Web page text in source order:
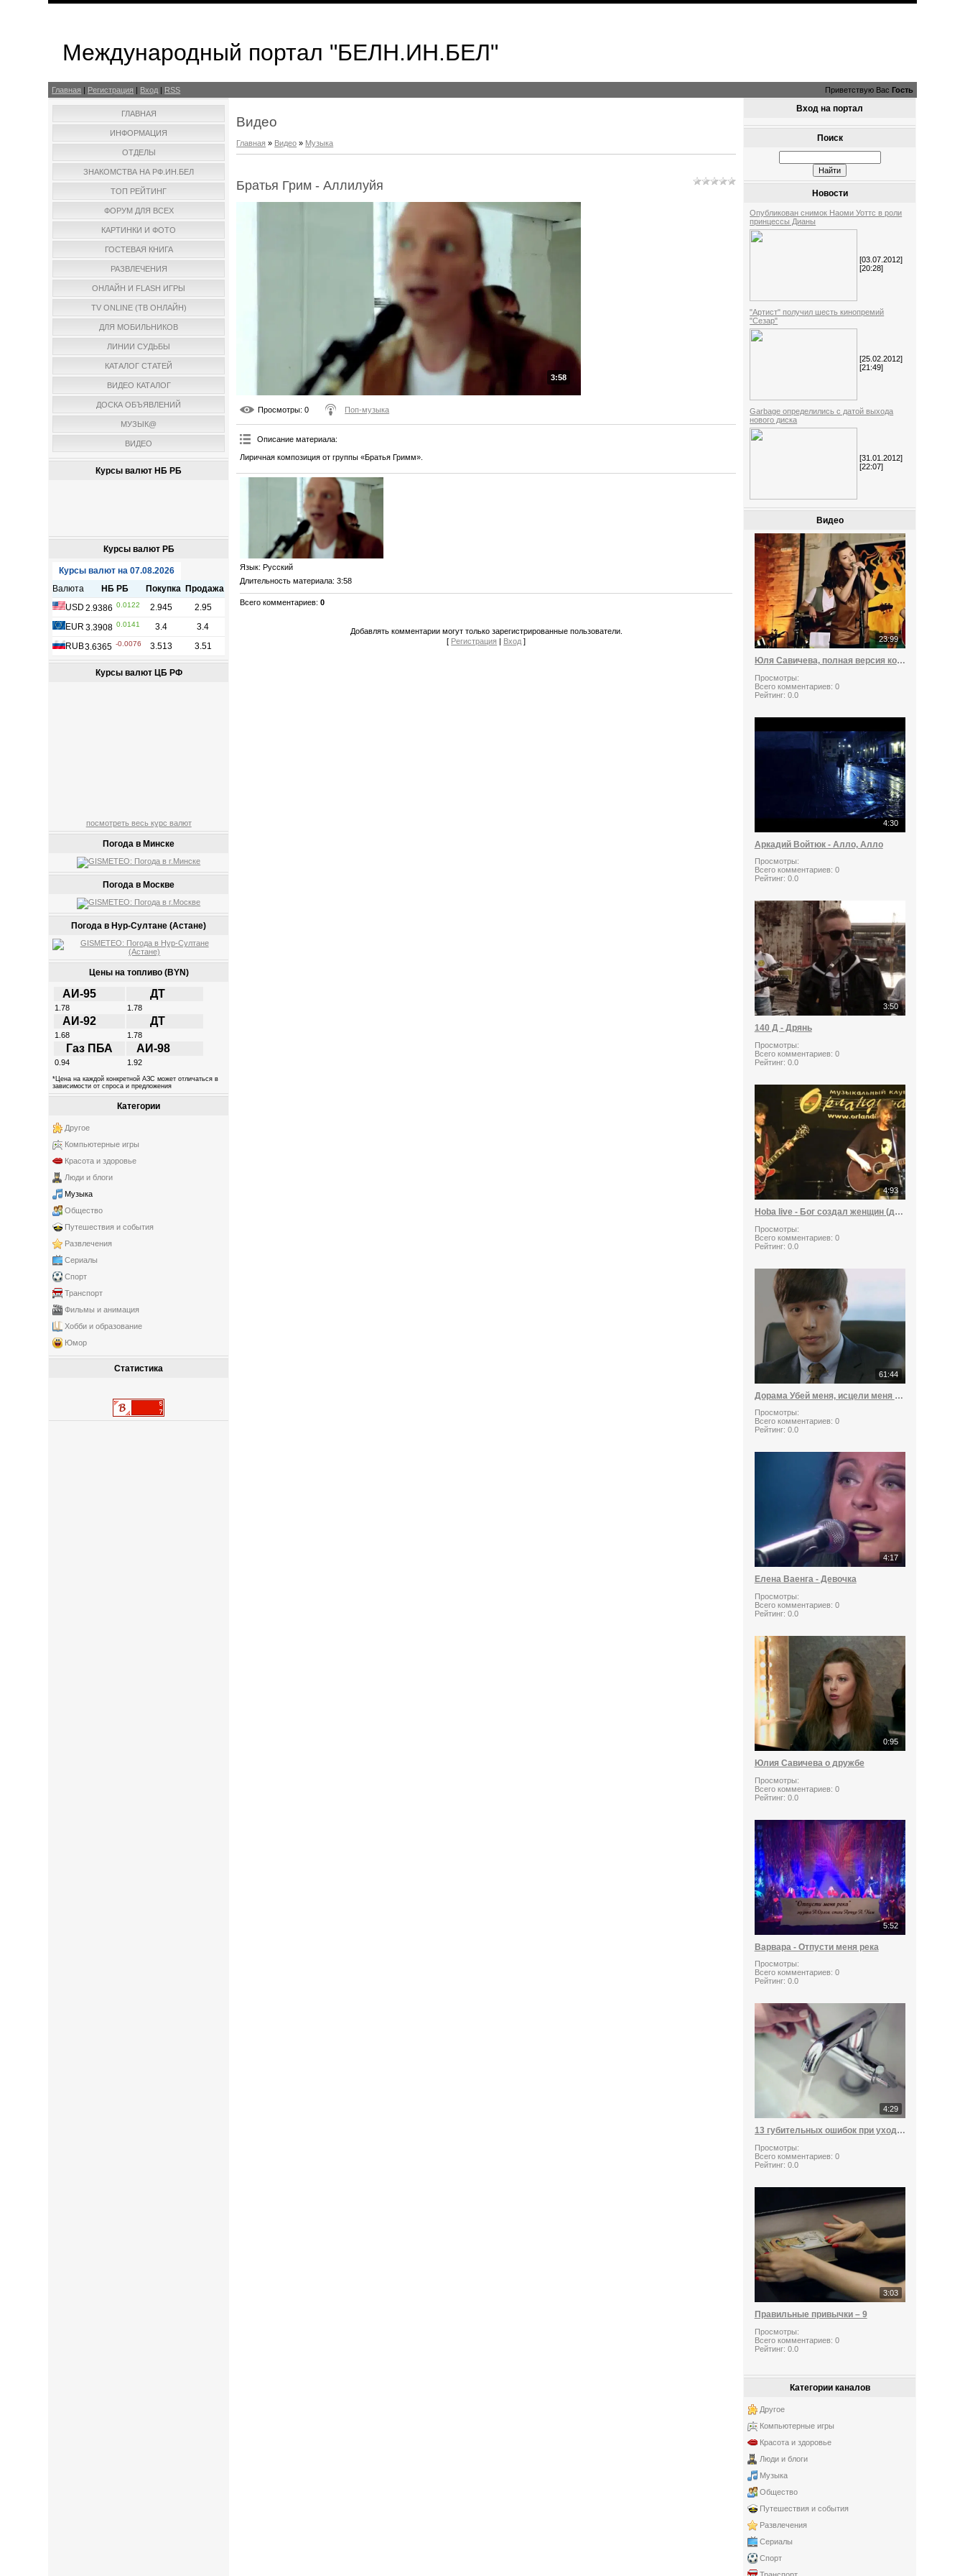
Международный портал "БЕЛН.ИН.БЕЛ"
Главная | Регистрация | Вход | RSS Приветствую Вас Гость
ГЛАВНАЯ
ИНФОРМАЦИЯ
ОТДЕЛЫ
ЗНАКОМСТВА НА РФ.ИН.БЕЛ
ТОП РЕЙТИНГ
ФОРУМ ДЛЯ ВСЕХ
КАРТИНКИ И ФОТО
ГОСТЕВАЯ КНИГА
РАЗВЛЕЧЕНИЯ
ОНЛАЙН И FLASH ИГРЫ
TV ONLINE (ТВ ОНЛАЙН)
ДЛЯ МОБИЛЬНИКОВ
ЛИНИИ СУДЬБЫ
КАТАЛОГ СТАТЕЙ
ВИДЕО КАТАЛОГ
ДОСКА ОБЪЯВЛЕНИЙ
МУЗЫК@
ВИДЕО
Курсы валют НБ РБ
Курсы валют РБ
Курсы валют ЦБ РФ
посмотреть весь курс валют
Погода в Минске
Погода в Москве
Погода в Нур-Султане (Астане)
Цены на топливо (BYN)
АИ-95 ДТ
1.78 1.78
АИ-92 ДТ
1.68 1.78
Газ ПБА АИ-98
0.94 1.92
*Цена на каждой конкретной АЗС может отличаться в
зависимости от спроса и предложения
Категории
Другое
Компьютерные игры
Красота и здоровье
Люди и блоги
Музыка
Общество
Путешествия и события
Развлечения
Сериалы
Спорт
Транспорт
Фильмы и анимация
Хобби и образование
Юмор
Статистика
Видео
Главная » Видео » Музыка
Братья Грим - Аллилуйя
3:58
Просмотры: 0 Поп-музыка
Описание материала:
Лиричная композиция от группы «Братья Гримм».
Язык: Русский
Длительность материала: 3:58
Всего комментариев:0
Добавлять комментарии могут только зарегистрированные пользователи.
[ Регистрация | Вход ]
Вход на портал
Поиск
Новости
Опубликован снимок Наоми Уоттс в роли
принцессы Дианы
[03.07.2012]
[20:28]
"Артист" получил шесть кинопремий
"Сезар"
[25.02.2012]
[21:49]
Garbage определились с датой выхода
нового диска
[31.01.2012]
[22:07]
Видео
23:99
Юля Савичева, полная версия концерта
Просмотры:
Всего комментариев: 0
Рейтинг: 0.0
4:30
Аркадий Войтюк - Алло, Алло
Просмотры:
Всего комментариев: 0
Рейтинг: 0.0
3:50
140 Д - Дрянь
Просмотры:
Всего комментариев: 0
Рейтинг: 0.0
4:93
Hoba live - Бог создал женщин (для бешеной скачки)
Просмотры:
Всего комментариев: 0
Рейтинг: 0.0
61:44
Дорама Убей меня, исцели меня 10 серия
Просмотры:
Всего комментариев: 0
Рейтинг: 0.0
4:17
Елена Ваенга - Девочка
Просмотры:
Всего комментариев: 0
Рейтинг: 0.0
0:95
Юлия Савичева о дружбе
Просмотры:
Всего комментариев: 0
Рейтинг: 0.0
5:52
Варвара - Отпусти меня река
Просмотры:
Всего комментариев: 0
Рейтинг: 0.0
4:29
13 губительных ошибок при уходе за лицом
Просмотры:
Всего комментариев: 0
Рейтинг: 0.0
3:03
Правильные привычки – 9
Просмотры:
Всего комментариев: 0
Рейтинг: 0.0
Категории каналов
Другое
Компьютерные игры
Красота и здоровье
Люди и блоги
Музыка
Общество
Путешествия и события
Развлечения
Сериалы
Спорт